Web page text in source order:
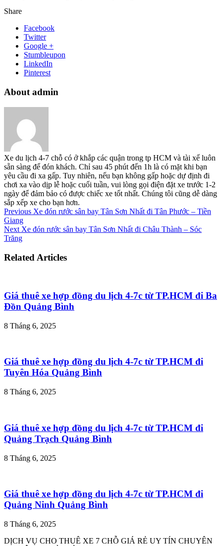
Share
Facebook
Twitter
Google +
Stumbleupon
LinkedIn
Pinterest
About admin
Xe du lịch 4-7 chỗ có ở khắp các quận trong tp HCM và tài xế luôn
sẵn sàng để đón khách. Chỉ sau 45 phút đến 1h là có mặt khi bạn
yêu cầu đi xa gấp. Tuy nhiên, nếu bạn không gấp hoặc dự định đi
chơi xa vào dịp lễ hoặc cuối tuần, vui lòng gọi điện đặt xe trước 1-2
ngày để đảm bảo có được chiếc xe tốt nhất. Chúng tôi cũng dễ dàng
sắp xếp xe cho bạn hơn.
Previous Xe đón rước sân bay Tân Sơn Nhất đi Tân Phước – Tiền
Giang
Next Xe đón rước sân bay Tân Sơn Nhất đi Châu Thành – Sóc
Trăng
Related Articles
Giá thuê xe hợp đồng du lịch 4-7c từ TP.HCM đi Ba
Đồn Quảng Bình
8 Tháng 6, 2025
Giá thuê xe hợp đồng du lịch 4-7c từ TP.HCM đi
Tuyên Hóa Quảng Bình
8 Tháng 6, 2025
Giá thuê xe hợp đồng du lịch 4-7c từ TP.HCM đi
Quảng Trạch Quảng Bình
8 Tháng 6, 2025
Giá thuê xe hợp đồng du lịch 4-7c từ TP.HCM đi
Quảng Ninh Quảng Bình
8 Tháng 6, 2025
DỊCH VỤ CHO THUÊ XE 7 CHỖ GIÁ RẺ UY TÍN CHUYÊN